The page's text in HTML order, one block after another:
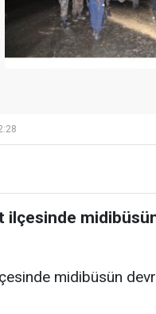
ilçesinde
midibüsün